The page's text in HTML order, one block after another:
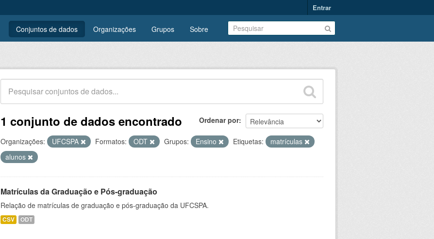
Entrar
Conjuntos de dados Organizações Grupos Sobre
Ordenar por
1 conjunto de dados encontrado
Organizações: UFCSPA Formatos: ODT Grupos: Ensino Etiquetas:
matrículas
alunos
Matrículas da Graduação e Pós-graduação
Relação de matrículas de graduação e pós-graduação da UFCSPA.
CSV ODT